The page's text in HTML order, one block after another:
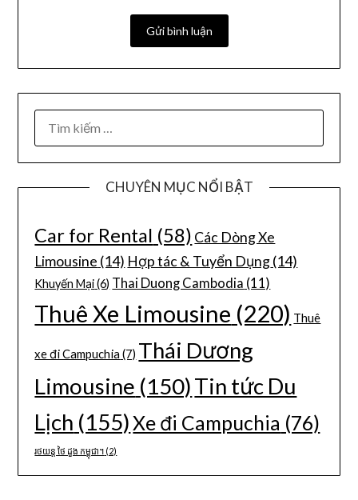
CHUYÊN MỤC NỔI BẬT
Car for Rental (58) Các Dòng Xe
Limousine (14) Hợp tác & Tuyển Dụng(14)
Khuyến Mại(6) Thai Duong Cambodia (11)
Thuê Xe Limousine (220) Thuê
xe đi Campuchia(7) Thái Dương
Limousine (150)Tin tức Du
Lịch (155)Xe đi Campuchia (76)
រថយន្ត ថៃ ដួង កម្ពុជា។ (2)